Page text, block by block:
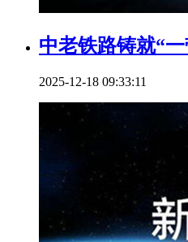
中老铁路铸就“
2025-12-18 09:33:11